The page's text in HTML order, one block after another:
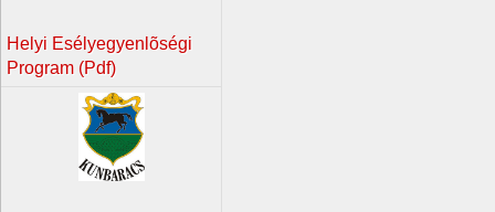
Helyi Esélyegyenlõségi
Program (Pdf)